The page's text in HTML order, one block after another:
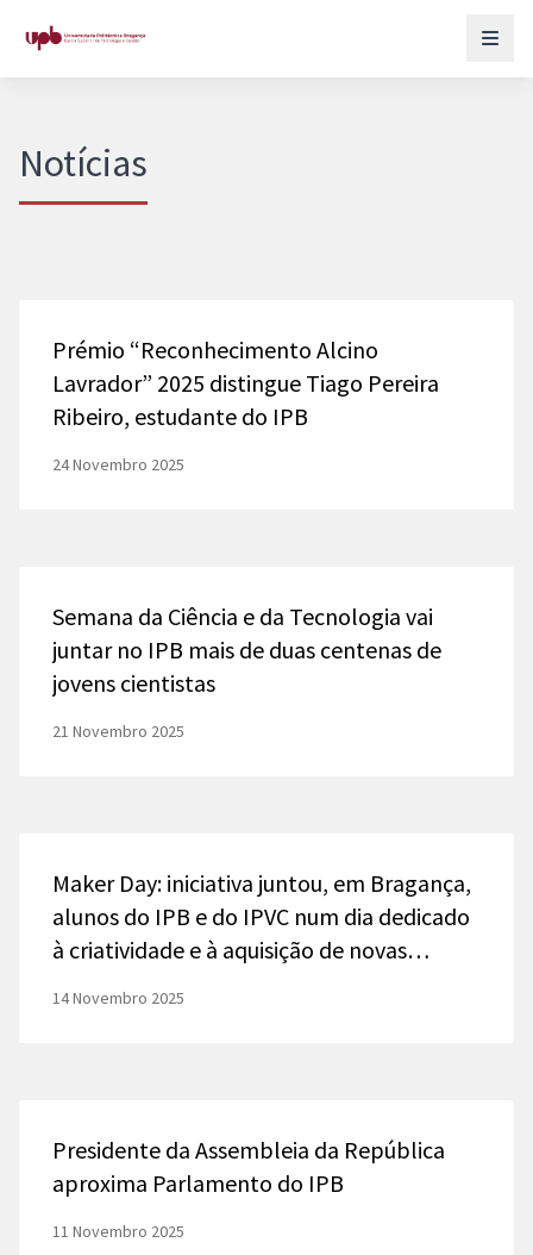
Notícias
Prémio “Reconhecimento Alcino
Lavrador” 2025 distingue Tiago Pereira
Ribeiro, estudante do IPB
24 Novembro 2025
Semana da Ciência e da Tecnologia vai
juntar no IPB mais de duas centenas de
jovens cientistas
21 Novembro 2025
Maker Day: iniciativa juntou, em Bragança,
alunos do IPB e do IPVC num dia dedicado
à criatividade e à aquisição de novas
14 Novembro 2025
Presidente da Assembleia da República
aproxima Parlamento do IPB
11 Novembro 2025